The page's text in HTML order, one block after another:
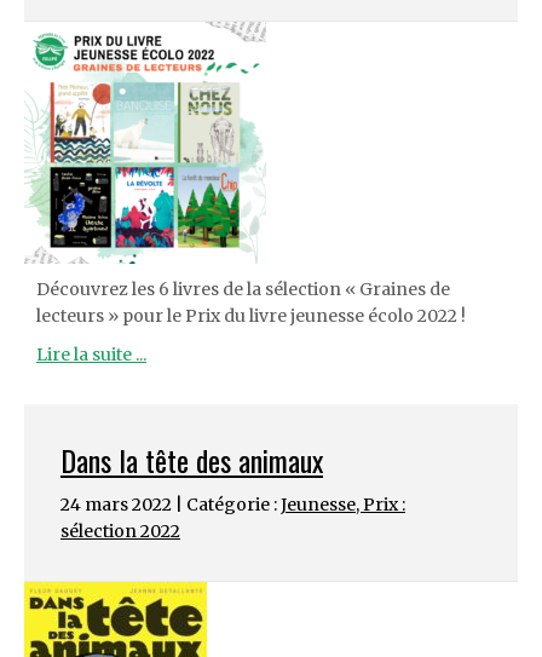
Découvrez les 6 livres de la sélection « Graines de
lecteurs » pour le Prix du livre jeunesse écolo 2022 !
Lire la suite ...
Dans la tête des animaux
24 mars 2022 | Catégorie :Jeunesse,Prix :
sélection 2022